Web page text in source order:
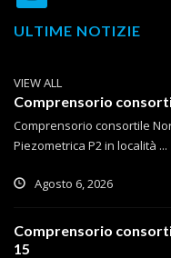
ULTIME NOTIZIE
VIEW ALL
Comprensorio
Comprensorio consortile
Piezometrica P2 in località ...
Agosto 6, 2026
Comprensorio
15